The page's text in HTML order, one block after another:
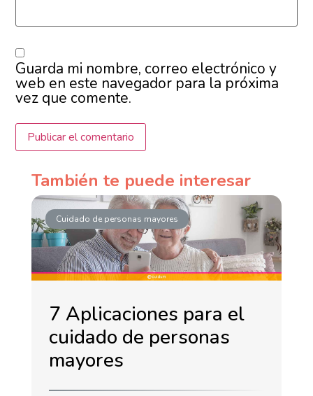
Guarda mi nombre, correo electrónico y
web en este navegador para la próxima
vez que comente.
También te puede interesar
Cuidado de personas mayores
7 Aplicaciones para el
cuidado de personas
mayores